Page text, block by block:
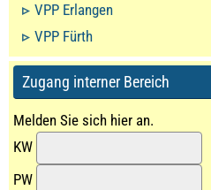
VPP Erlangen
VPP Fürth
Zugang interner Bereich
Melden Sie sich hier an.
KW
PW